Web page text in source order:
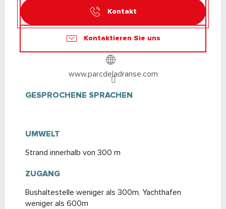
Kontakt
Kontaktieren Sie uns
www.parcdeladranse.com
GESPROCHENE SPRACHEN
GESPROCHENE SPRACHEN
UMWELT
UMWELT
Strand innerhalb von 300 m
ZUGANG
ZUGANG
Bushaltestelle weniger als 300m. Yachthafen
weniger als 600m